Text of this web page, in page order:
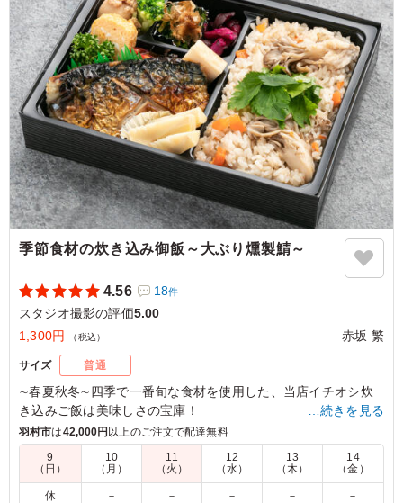
ンス良く入ったお弁当でした。副菜の種類も豊富で食べご
たえがあり、満足度の高いお弁当でした。
ご利用シーン：ロケ・撮影›スタジオ撮影
東京都千代田区丸の内2026/05/29
季節食材の炊き込み御飯～大ぶり燻製鯖～
4.56 18件
スタジオ撮影の評価5.00
1,300円
（税込） 赤坂 繁
サイズ 普通
∼春夏秋冬∼四季で一番旬な食材を使用した、当店イチオシ炊
き込みご飯は美味しさの宝庫！
サバ半身丸々を燻製にした燻製鯖は香ばしさ・うま味が格段に
美味しく仕上がってます。
5.0
…続きを見る
羽村市は42,000円以上のご注文で配達無料
9
（日）
10
（月）
11
（火）
12
（水）
13
（木）
14
（金）
休 － － － － －